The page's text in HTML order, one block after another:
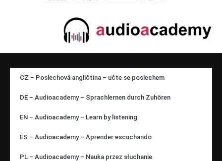
CZ – Poslechová angličtina – učte se poslechem
DE – Audioacademy – Sprachlernen durch Zuhören
EN – Audioacademy – Learn by listening
ES – Audioacademy – Aprender escuchando
PL – Audioacademy – Nauka przez słuchanie